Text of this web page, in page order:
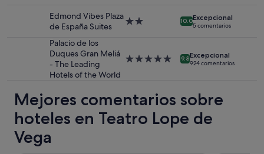
condiciones
adicionales.
Edmond Vibes Plaza
de España Suites
Alojamiento
10.0Excepcional
5 comentarios
Palacio de los
Duques Gran Meliá
- The Leading
Hotels of the World
Alojamiento
9.8Excepcional
924 comentarios
Mejores comentarios sobre
hoteles en Teatro Lope de
Vega